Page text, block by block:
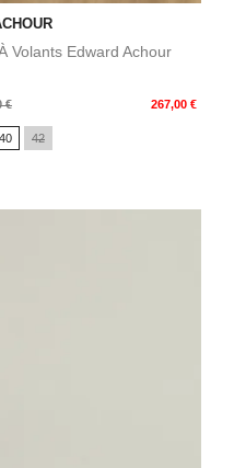
Volants Edward Achour
€ 267,00 €
40 42